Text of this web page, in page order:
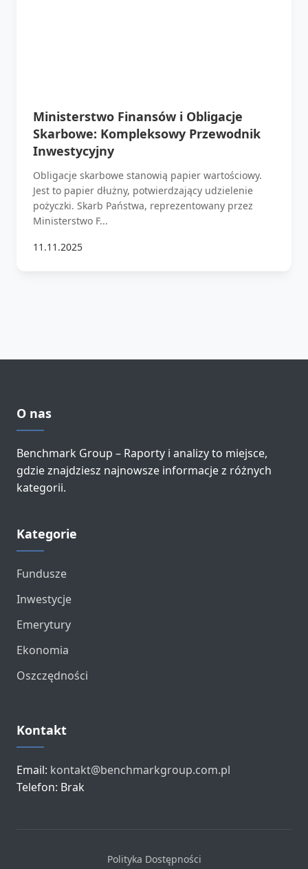
Ministerstwo Finansów i Obligacje
Skarbowe: Kompleksowy Przewodnik
Inwestycyjny
Obligacje skarbowe stanowią papier wartościowy.
Jest to papier dłużny, potwierdzający udzielenie
pożyczki. Skarb Państwa, reprezentowany przez
Ministerstwo F...
11.11.2025
O nas
Benchmark Group – Raporty i analizy to miejsce,
gdzie znajdziesz najnowsze informacje z różnych
kategorii.
Kategorie
Fundusze
Inwestycje
Emerytury
Ekonomia
Oszczędności
Kontakt
Email: kontakt@benchmarkgroup.com.pl
Telefon: Brak
Polityka Dostępności